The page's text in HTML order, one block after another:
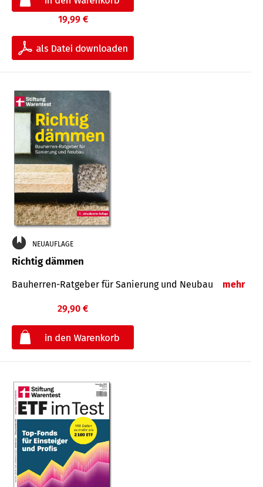
19,99 €
NEUAUFLAGE
Richtig dämmen
Bauherren-Ratgeber für Sanierung und Neubau mehr
29,90 €